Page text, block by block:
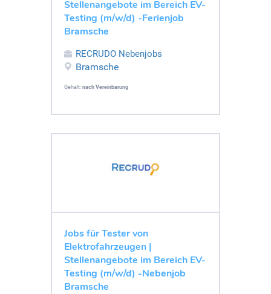
Stellenangebote im Bereich EV-
Testing (m/w/d) -Ferienjob
Bramsche
RECRUDO Nebenjobs
Bramsche
Gehalt: nach Vereinbarung
Jobs für Tester von
Elektrofahrzeugen |
Stellenangebote im Bereich EV-
Testing (m/w/d) -Nebenjob
Bramsche